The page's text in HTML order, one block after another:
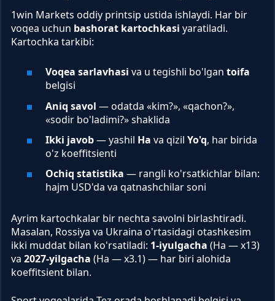
1win Markets oddiy printsip ustida ishlaydi. Har bir
voqea uchun bashorat kartochkasi yaratiladi.
Kartochka tarkibi:
Voqea sarlavhasi va u tegishli bo'lgan toifa
belgisi
Aniq savol — odatda «kim?», «qachon?»,
«sodir bo'ladimi?» shaklida
Ikki javob— yashil Ha va qizil Yo'q, har birida
o'z koeffitsienti
Ochiq statistika — rangli ko'rsatkichlar bilan:
hajm USD'da va qatnashchilar soni
Ayrim kartochkalar bir nechta savolni birlashtiradi.
Masalan, Rossiya va Ukraina o'rtasidagi otashkesim
ikki muddat bilan ko'rsatiladi: 1-iyulgacha (Ha — x13)
va 2027-yilgacha (Ha — x3.1) — har biri alohida
koeffitsient bilan.